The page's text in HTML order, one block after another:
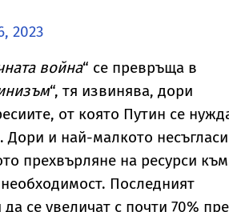
2023
война“ се превръща в
“, тя извинява, дори
от която Путин се
Дори и най-малкото
прехвърляне на ресурси към
Последният
се увеличат с почти 70%